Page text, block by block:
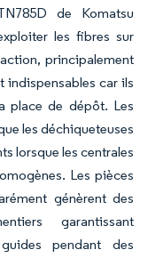
de Komatsu
les fibres sur
principalement
indispensables car ils
place de dépôt. Les
les déchiqueteuses
lorsque les centrales
Les pièces
génèrent des
garantissant
pendant des